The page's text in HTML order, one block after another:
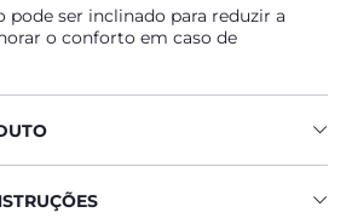
pode ser inclinado para reduzir a
o conforto em caso de